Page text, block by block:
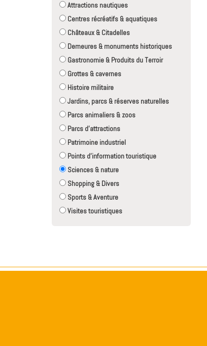
Attractions nautiques
Centres récréatifs & aquatiques
Châteaux & Citadelles
Demeures & monuments historiques
Gastronomie & Produits du Terroir
Grottes & cavernes
Histoire militaire
Jardins, parcs & réserves naturelles
Parcs animaliers & zoos
Parcs d'attractions
Patrimoine industriel
Points d'information touristique
Sciences & nature
Shopping & Divers
Sports & Aventure
Visites touristiques